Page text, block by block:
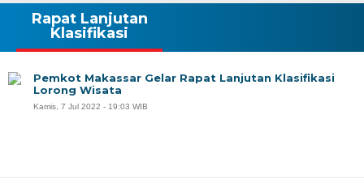
Rapat Lanjutan
Klasifikasi
Pemkot Makassar Gelar Rapat Lanjutan Klasifikasi
Lorong Wisata
Kamis, 7 Jul 2022 - 19:03 WIB